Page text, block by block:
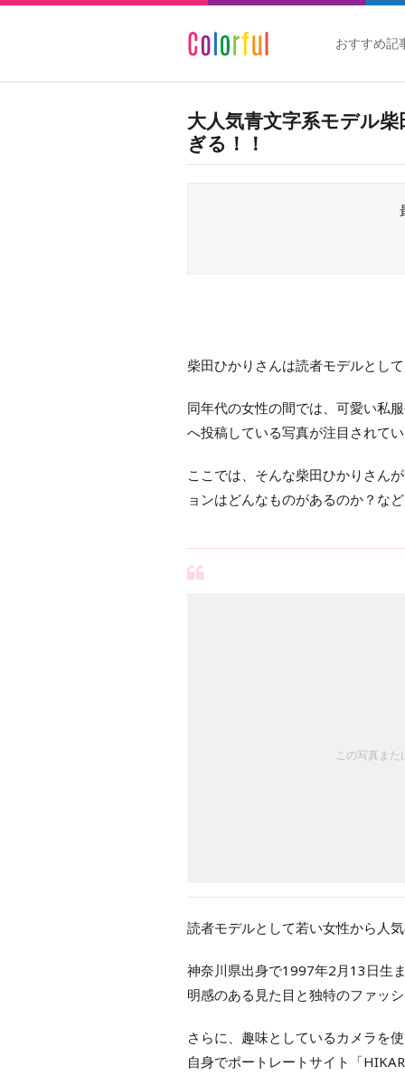
おすすめ記
大人気青文字系モデル
ぎる！！
柴田ひかりさんは読者モデルとし
同年代の女性の間では、可愛い私
へ投稿している写真が注目されて
ここでは、そんな柴田ひかりさん
ョンはどんなものがあるのか？な
この写真ま
読者モデルとして若い女性から人
神奈川県出身で1997年2月13日生
明感のある見た目と独特のファッ
さらに、趣味としているカメラを
自身でポートレートサイト「